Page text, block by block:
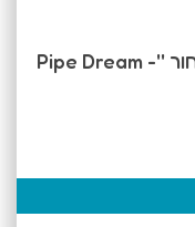
דילדו ריאליסטי תוצרת ארה"ב שחור ''Pipe Dream -